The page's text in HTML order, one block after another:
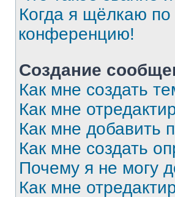
Когда я щёлкаю
конференцию!
Создание
Как мне создать
Как мне
Как мне добавить
Как мне создать
Почему я не могу
Как мне